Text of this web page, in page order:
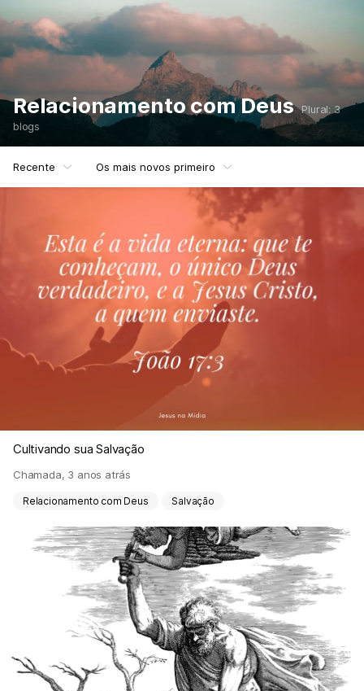
Relacionamento com Deus
Plural: 3
blogs
Recente Os mais novos primeiro
Cultivando sua Salvação
Chamada, 3 anos atrás
Relacionamento com Deus Salvação